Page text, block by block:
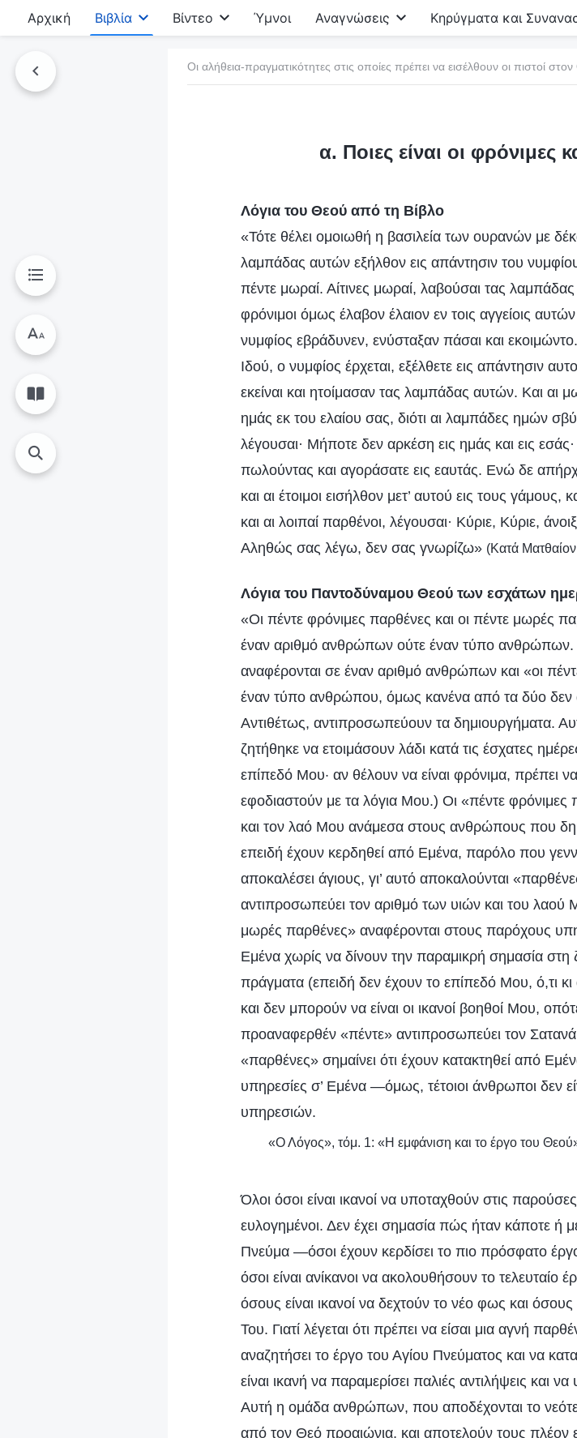
Αρχική Βιβλία Βίντεο Ύμνοι Αναγνώσεις Κηρύγματα και
Οι αλήθεια-πραγματικότητες στις οποίες πρέπει να εισέλθουν οι πιστοί
α. Ποιες είναι οι φρόνιμες
Λόγια του Θεού από τη Βίβλο
«Τότε θέλει ομοιωθή η βασιλεία των ουρανών με
λαμπάδας αυτών εξήλθον εις απάντησιν του
πέντε μωραί. Αίτινες μωραί, λαβούσαι τας
φρόνιμοι όμως έλαβον έλαιον εν τοις αγγείοις
νυμφίος εβράδυνεν, ενύσταξαν πάσαι και
Ιδού, ο νυμφίος έρχεται, εξέλθετε εις απάντησιν
εκείναι και ητοίμασαν τας λαμπάδας αυτών. Και αι
ημάς εκ του ελαίου σας, διότι αι λαμπάδες ημών
λέγουσαι· Μήποτε δεν αρκέση εις ημάς και εις
πωλούντας και αγοράσατε εις εαυτάς. Ενώ δε
και αι έτοιμοι εισήλθον μετ’ αυτού εις τους
και αι λοιπαί παρθένοι, λέγουσαι· Κύριε, Κύριε,
Αληθώς σας λέγω, δεν σας γνωρίζω» (Κατά
Λόγια του Παντοδύναμου Θεού των εσχάτων
«Οι πέντε φρόνιμες παρθένες και οι πέντε μωρές
έναν αριθμό ανθρώπων ούτε έναν τύπο ανθρώπων.
αναφέρονται σε έναν αριθμό ανθρώπων και «οι
έναν τύπο ανθρώπου, όμως κανένα από τα δύο δεν
Αντιθέτως, αντιπροσωπεύουν τα δημιουργήματα.
ζητήθηκε να ετοιμάσουν λάδι κατά τις έσχατες
επίπεδό Μου· αν θέλουν να είναι φρόνιμα, πρέπει
εφοδιαστούν με τα λόγια Μου.) Οι «πέντε
και τον λαό Μου ανάμεσα στους ανθρώπους που
επειδή έχουν κερδηθεί από Εμένα, παρόλο που
αποκαλέσει άγιους, γι’ αυτό αποκαλούνται
αντιπροσωπεύει τον αριθμό των υιών και του
μωρές παρθένες» αναφέρονται στους παρόχους
Εμένα χωρίς να δίνουν την παραμικρή σημασία στη
πράγματα (επειδή δεν έχουν το επίπεδό Μου, ό,τι
και δεν μπορούν να είναι οι ικανοί βοηθοί Μου,
προαναφερθέν «πέντε» αντιπροσωπεύει τον
«παρθένες» σημαίνει ότι έχουν κατακτηθεί από
υπηρεσίες σ’ Εμένα —όμως, τέτοιοι άνθρωποι δεν
υπηρεσιών.
«Ο Λόγος», τόμ. 1: «Η εμφάνιση και το έργο του
Όλοι όσοι είναι ικανοί να υποταχθούν στις
ευλογημένοι. Δεν έχει σημασία πώς ήταν κάποτε ή
Πνεύμα —όσοι έχουν κερδίσει το πιο πρόσφατο
όσοι είναι ανίκανοι να ακολουθήσουν το τελευταίο
όσους είναι ικανοί να δεχτούν το νέο φως και όσους
Του. Γιατί λέγεται ότι πρέπει να είσαι μια αγνή
αναζητήσει το έργο του Αγίου Πνεύματος και να
είναι ικανή να παραμερίσει παλιές αντιλήψεις και
Αυτή η ομάδα ανθρώπων, που αποδέχονται το
από τον Θεό προαιώνια, και αποτελούν τους